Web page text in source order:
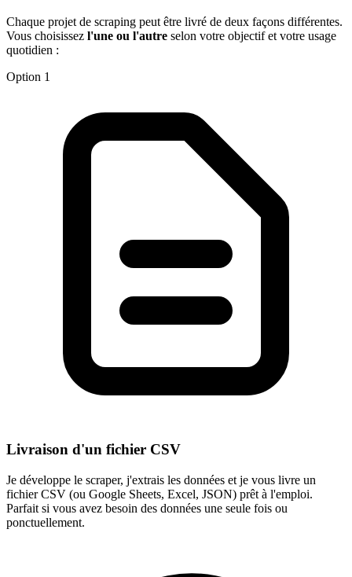
Chaque projet de scraping peut être livré de deux façons différentes.
Vous choisissez l'une ou l'autre selon votre objectif et votre usage
quotidien :
Option 1
Livraison d'un fichier CSV
Je développe le scraper, j'extrais les données et je vous livre un
fichier CSV (ou Google Sheets, Excel, JSON) prêt à l'emploi.
Parfait si vous avez besoin des données une seule fois ou
ponctuellement.